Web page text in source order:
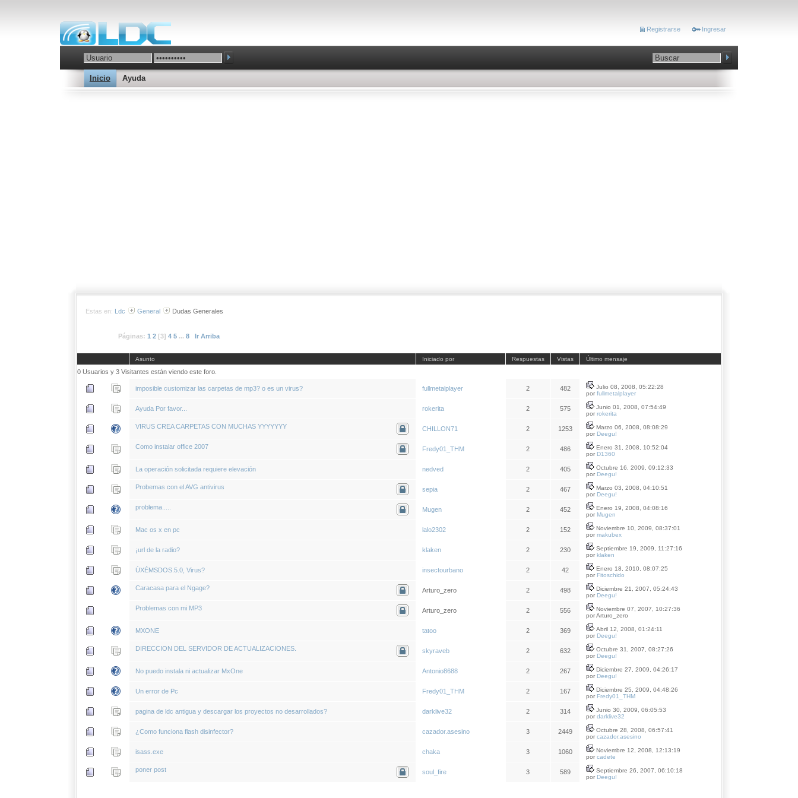
Registrarse Ingresar
Inicio Ayuda
Estas en: Ldc General Dudas Generales
Páginas: 1 2[3] 4 5 ... 8 Ir Arriba
Asunto Iniciado por Respuestas Vistas Último mensaje
0 Usuarios y 3 Visitantes están viendo este foro.
imposible customizar las carpetas de mp3? o es un virus? fullmetalplayer 2 482
Julio 08, 2008, 05:22:28
por fullmetalplayer
Ayuda Por favor... rokerita 2 575
Junio 01, 2008, 07:54:49
por rokerita
VIRUS CREA CARPETAS CON MUCHAS YYYYYYY CHILLON71 2 1253
Marzo 06, 2008, 08:08:29
por Deegu!
Como instalar office 2007 Fredy01_THM 2 486
Enero 31, 2008, 10:52:04
por D1360
La operación solicitada requiere elevación nedved 2 405
Octubre 16, 2009, 09:12:33
por Deegu!
Probemas con el AVG antivirus sepia 2 467
Marzo 03, 2008, 04:10:51
por Deegu!
problema..... Mugen 2 452
Enero 19, 2008, 04:08:16
por Mugen
Mac os x en pc lalo2302 2 152
Noviembre 10, 2009, 08:37:01
por makubex
¡url de la radio? klaken 2 230
Septiembre 19, 2009, 11:27:16
por klaken
ÙXÉMSDOS.5.0, Virus? insectourbano 2 42
Enero 18, 2010, 08:07:25
por Fitoschido
Caracasa para el Ngage? Arturo_zero 2 498
Diciembre 21, 2007, 05:24:43
por Deegu!
Problemas con mi MP3 Arturo_zero 2 556
Noviembre 07, 2007, 10:27:36
por Arturo_zero
MXONE tatoo 2 369
Abril 12, 2008, 01:24:11
por Deegu!
DIRECCION DEL SERVIDOR DE ACTUALIZACIONES. skyraveb 2 632
Octubre 31, 2007, 08:27:26
por Deegu!
No puedo instala ni actualizar MxOne Antonio8688 2 267
Diciembre 27, 2009, 04:26:17
por Deegu!
Un error de Pc Fredy01_THM 2 167
Diciembre 25, 2009, 04:48:26
por Fredy01_THM
pagina de ldc antigua y descargar los proyectos no desarrollados? darklive32 2 314
Junio 30, 2009, 06:05:53
por darklive32
¿Como funciona flash disinfector? cazador.asesino 3 2449
Octubre 28, 2008, 06:57:41
por cazador.asesino
isass.exe chaka 3 1060
Noviembre 12, 2008, 12:13:19
por cadete
poner post soul_fire 3 589
Septiembre 26, 2007, 06:10:18
por Deegu!